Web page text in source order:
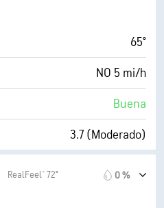
48° F
6 (Medio)
64 %
10 mi
65°
NO 5 mi/h
Buena
3.7 (Moderado)
RealFeel® 72° 0 %